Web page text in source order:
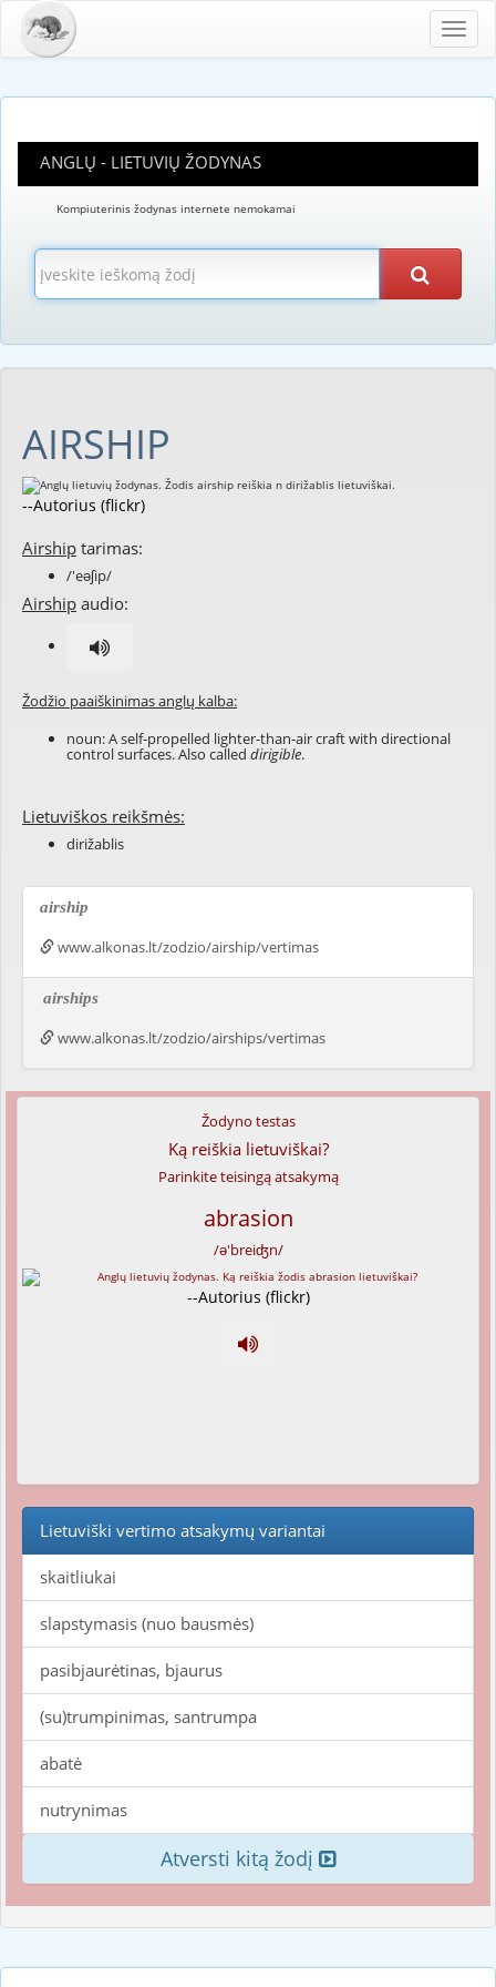
ANGLŲ - LIETUVIŲ ŽODYNAS
Kompiuterinis žodynas internete nemokamai
AIRSHIP
--Autorius (flickr)
Airship tarimas:
/'eəʃip/
Airship audio:
Žodžio paaiškinimas anglų kalba:
noun: A self-propelled lighter-than-air craft with directional
control surfaces. Also called dirigible.
Lietuviškos reikšmės:
dirižablis
airship
www.alkonas.lt/zodzio/airship/vertimas
airships
www.alkonas.lt/zodzio/airships/vertimas
Žodyno testas
Ką reiškia lietuviškai?
Parinkite teisingą atsakymą
abrasion
/ə'breiʤn/
--Autorius (flickr)
Lietuviški vertimo atsakymų variantai
skaitliukai
slapstymasis (nuo bausmės)
pasibjaurėtinas, bjaurus
(su)trumpinimas, santrumpa
abatė
nutrynimas
Atversti kitą žodį